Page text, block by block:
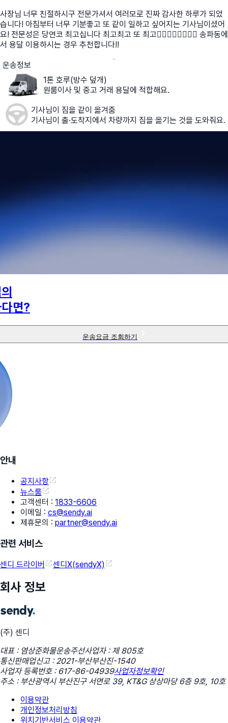
사장님 너무 친절하시구 전문가셔서 여러모로 진짜 감사한 하루가 되었
습니다! 아침부터 너무 기분좋고 또 같이 일하고 싶어지는 기사님이셨어
요! 전문성은 당연코 최고십니다 최고최고 또 최고👍🏻👍🏻👍🏻👍🏻 송파동에
서 용달 이용하시는 경우 추천합니다!!
운송정보
1톤 호루(방수 덮개)
원룸이사 및 중고 거래 용달에 적합해요.
기사님이 짐을 같이 옮겨줌
기사님이 출·도착지에서 차량까지 짐을 옮기는 것을 도와줘요.
면?
운송요금 조회하기
안내
공지사항
뉴스룸
고객센터 : 1833-6606
이메일 : cs@sendy.ai
제휴문의 : partner@sendy.ai
관련 서비스
센디 드라이버 센디X(sendyX)
회사 정보
(주) 센디
대표 : 염상준화물운송주선사업자 : 제 805호
통신판매업신고 : 2021-부산부산진-1540
사업자 등록번호 : 617-86-04939사업자정보확인
주소 : 부산광역시 부산진구 서면로 39, KT&G 상상마당 6층 9호, 10호
이용약관
개인정보처리방침
위치기반서비스 이용약관